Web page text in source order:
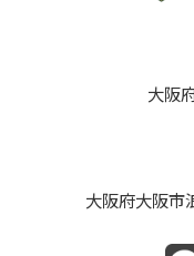
大阪
大阪府大阪市